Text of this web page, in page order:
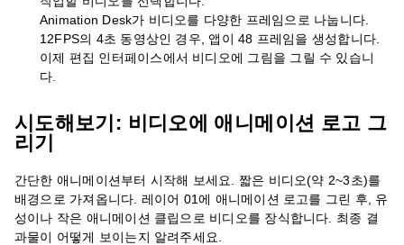
Animation Desk가 비디오를 다양한 프레임으로 나눕니다.
12FPS의 4초 동영상인 경우, 앱이 48 프레임을 생성합니다.
이제 편집 인터페이스에서 비디오에 그림을 그릴 수 있습니
다.
시도해보기: 비디오에 애니메이션 로고 그
리기
간단한 애니메이션부터 시작해 보세요. 짧은 비디오(약 2~3초)를
배경으로 가져옵니다. 레이어 01에 애니메이션 로고를 그린 후, 유
성이나 작은 애니메이션 클립으로 비디오를 장식합니다. 최종 결
과물이 어떻게 보이는지 알려주세요.